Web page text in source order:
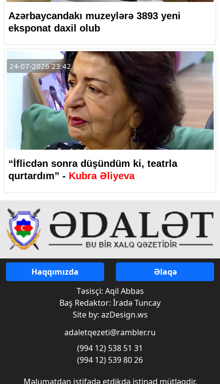
Azərbaycandakı muzeylərə 3893 yeni
eksponat daxil olub
24-07-2026 23:42
“İflicdən sonra düşündüm ki, teatrla
qurtardım” - Kubra Əliyeva
Haqqımızda
Əlaqə
Təsisçi: Aqil Abbas
Baş Redaktor: İradə Tuncay
Site by: azDesign.ws
adaletqezeti@rambler.ru
(994 12) 538 51 31
(994 12) 539 80 26
Məlumatdan istifadə etdikdə istinad mütləqdir.